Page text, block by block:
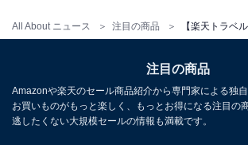
All About ニュース 注目の商品
注目の商品
Amazonや楽天のセール商品紹介から専門家による独
お買いものがもっと楽しく、もっとお得になる注目の
逃したくない大規模セールの情報も満載です。